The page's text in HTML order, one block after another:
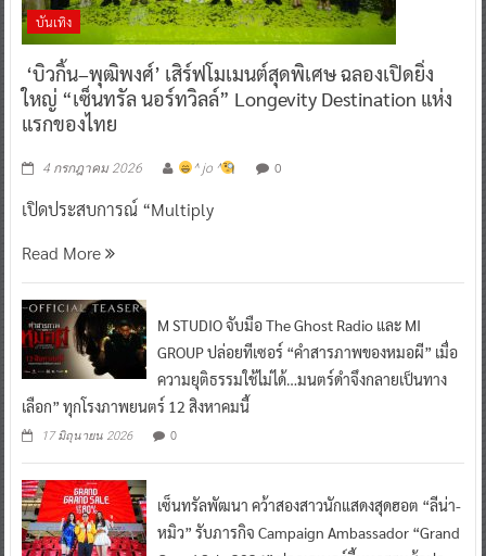
บันเทิง
‘บิวกิ้น–พุฒิพงศ์’ เสิร์ฟโมเมนต์สุดพิเศษ ฉลองเปิดยิ่ง
ใหญ่ “เซ็นทรัล นอร์ทวิลล์” Longevity Destination แห่ง
แรกของไทย
4 กรกฎาคม 2026 ^ jo ^ 0
เปิดประสบการณ์ “Multiply
Read More
M STUDIO จับมือ The Ghost Radio และ MI
GROUP ปล่อยทีเซอร์ “คำสารภาพของหมอผี” เมื่อ
ความยุติธรรมใช้ไม่ได้…มนตร์ดำจึงกลายเป็นทาง
เลือก” ทุกโรงภาพยนตร์ 12 สิงหาคมนี้
17 มิถุนายน 2026 0
เซ็นทรัลพัฒนา คว้าสองสาวนักแสดงสุดฮอต “ลีน่า-
หมิว” รับภารกิจ Campaign Ambassador “Grand